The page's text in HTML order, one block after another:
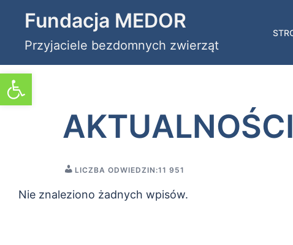
Otwórz pasek narzędzi
treści
Fundacja MEDOR
Przyjaciele bezdomnych zwierząt
AKTUALNOŚCI
LICZBA ODWIEDZIN:11 951
Nie znaleziono żadnych wpisów.